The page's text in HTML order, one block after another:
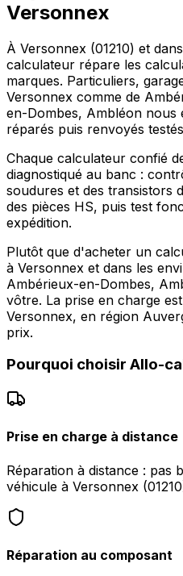
Versonnex
À Versonnex (01210) et
calculateur répare les
marques. Particuliers,
Versonnex comme de
en-Dombes, Ambléon nous
réparés puis renvoyés
Chaque calculateur confié
diagnostiqué au banc :
soudures et des transistors
des pièces HS, puis test
expédition.
Plutôt que d'acheter un
à Versonnex et dans les
Ambérieux-en-Dombes,
vôtre. La prise en charge
Versonnex, en région
prix.
Pourquoi choisir Allo-
Prise en charge à distance
Réparation à distance : pas
véhicule à Versonnex
Réparation au composant